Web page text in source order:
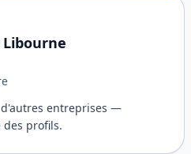
Libourne
d'autres entreprises —
profils.